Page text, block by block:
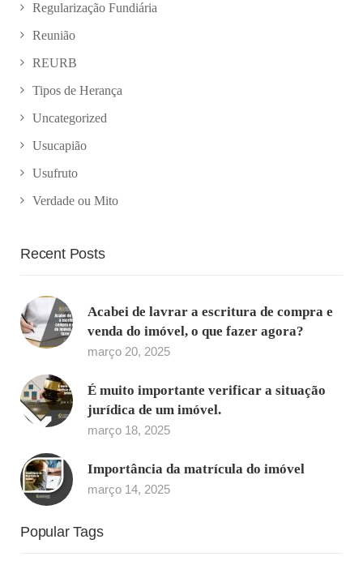
Regularização Fundiária
Reunião
REURB
Tipos de Herança
Uncategorized
Usucapião
Usufruto
Verdade ou Mito
Recent Posts
Acabei de lavrar a escritura de compra e
venda do imóvel, o que fazer agora?
março 20, 2025
É muito importante verificar a situação
jurídica de um imóvel.
março 18, 2025
Importância da matrícula do imóvel
março 14, 2025
Popular Tags